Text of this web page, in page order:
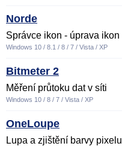
Norde
Správce ikon - úprava ikon
Windows 10 / 8.1 / 8 / 7 / Vista / XP
Bitmeter 2
Měření průtoku dat v síti
Windows 10 / 8 / 7 / Vista / XP
OneLoupe
Lupa a zjištění barvy pixelu